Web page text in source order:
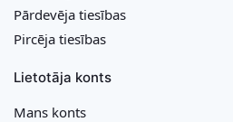
Pārdevēja tiesības
Pircēja tiesības
Lietotāja konts
Mans konts